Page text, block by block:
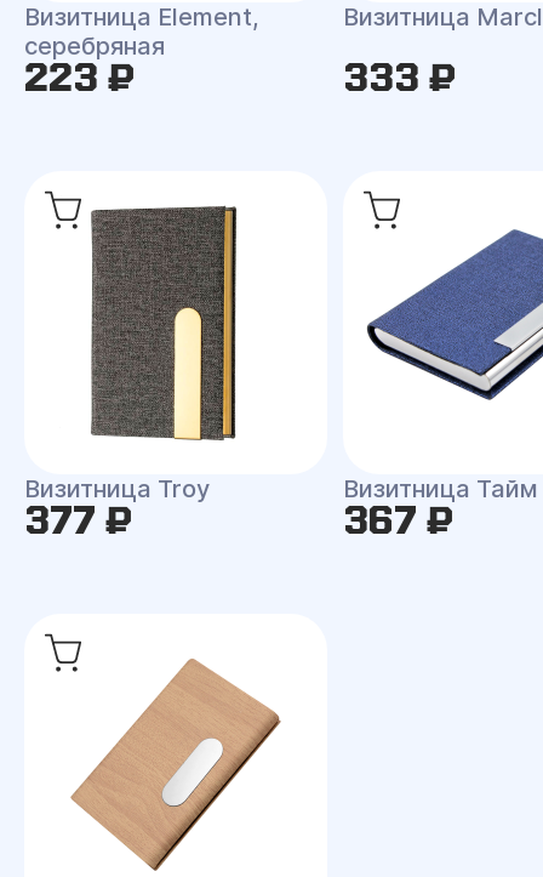
Визитница Element,
серебряная
223 ₽
Визитница
333 ₽
Визитница Troy
377 ₽
Визитница Тайм
367 ₽